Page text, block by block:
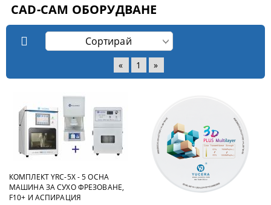
CAD-CAM ОБОРУДВАНЕ
« 1 »
КОМПЛЕКТ YRC-5X - 5 ОСНА
МАШИНА ЗА СУХО ФРЕЗОВАНЕ,
F10+ И АСПИРАЦИЯ